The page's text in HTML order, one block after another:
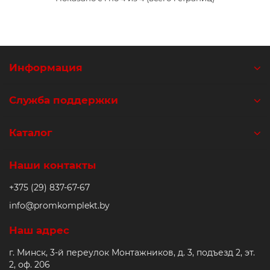
Информация
Служба поддержки
Каталог
Наши контакты
+375 (29) 837-67-67
info@promkomplekt.by
Наш адрес
г. Минск, 3-й переулок Монтажников, д. 3, подъезд 2, эт.
2, оф. 206